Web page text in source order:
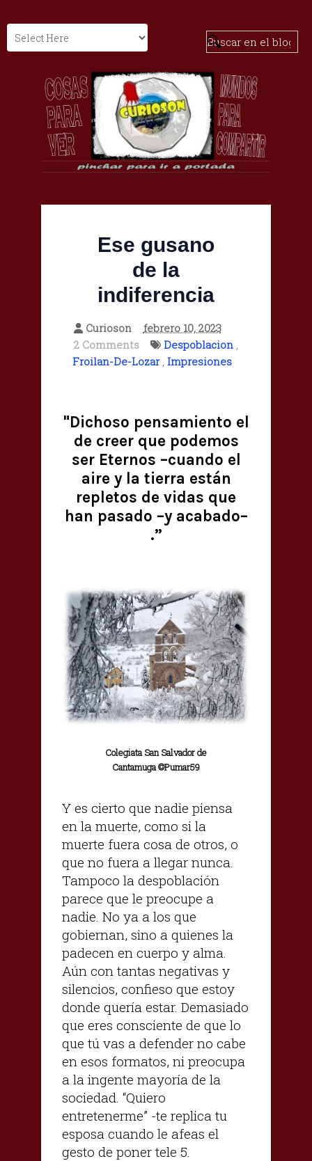
Ese gusano
de la
indiferencia
Curioson
febrero 10, 2023
2 Comments
Despoblacion ,
Froilan-De-Lozar, Impresiones
"Dichoso pensamiento el
de creer que podemos
ser Eternos –cuando el
aire y la tierra están
repletos de vidas que
han pasado –y acabado–
.”
Colegiata San Salvador de
Cantamuga ©Pumar59
Y es cierto que nadie piensa
en la muerte, como si la
muerte fuera cosa de otros, o
que no fuera a llegar nunca.
Tampoco la despoblación
parece que le preocupe a
nadie. No ya a los que
gobiernan, sino a quienes la
padecen en cuerpo y alma.
Aún con tantas negativas y
silencios, confieso que estoy
donde quería estar. Demasiado
que eres consciente de que lo
que tú vas a defender no cabe
en esos formatos, ni preocupa
a la ingente mayoría de la
sociedad. “Quiero
entretenerme” -te replica tu
esposa cuando le afeas el
gesto de poner tele 5.